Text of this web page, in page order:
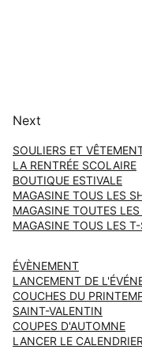
Next
SOULIERS ET
LA RENTRÉE SCOLAIRE
BOUTIQUE ESTIVALE
MAGASINE TOUS LES
MAGASINE TOUTES
MAGASINE TOUS LES
ÉVÈNEMENT
LANCEMENT DE
COUCHES DU
SAINT-VALENTIN
COUPES D'AUTOMNE
LANCER LE CALENDRIER